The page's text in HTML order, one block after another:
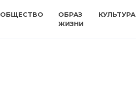
ОБЩЕСТВО
ОБРАЗ
ЖИЗНИ
КУЛЬТУРА